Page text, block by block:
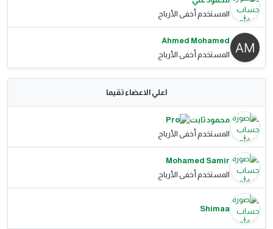
المستخدم أخفى الأرباح
Ahmed Mohamed
المستخدم أخفى الأرباح
اعلي الاعضاء تقيما
محمود ثابت
المستخدم أخفى الأرباح
Mohamed Samir
المستخدم أخفى الأرباح
Shimaa